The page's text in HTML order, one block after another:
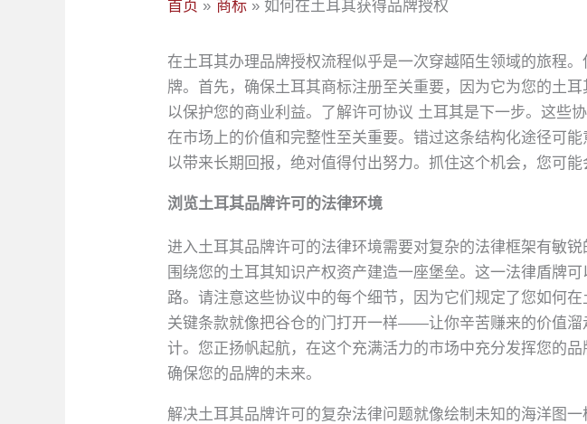
首页 商标 如何在土耳其获得品牌授权
在土耳其办理品牌授权流程似乎是一次穿越陌生领域的旅程
牌。首先，确保土耳其商标注册至关重要，因为它为您的土
以保护您的商业利益。了解许可协议 土耳其是下一步。这些
在市场上的价值和完整性至关重要。错过这条结构化途径可
以带来长期回报，绝对值得付出努力。抓住这个机会，您可
浏览土耳其品牌许可的法律环境
进入土耳其品牌许可的法律环境需要对复杂的法律框架有敏
围绕您的土耳其知识产权资产建造一座堡垒。这一法律盾牌
路。请注意这些协议中的每个细节，因为它们规定了您如何
关键条款就像把谷仓的门打开一样——让你辛苦赚来的价值
计。您正扬帆起航，在这个充满活力的市场中充分发挥您的
确保您的品牌的未来。
解决土耳其品牌许可的复杂法律问题就像绘制未知的海洋图